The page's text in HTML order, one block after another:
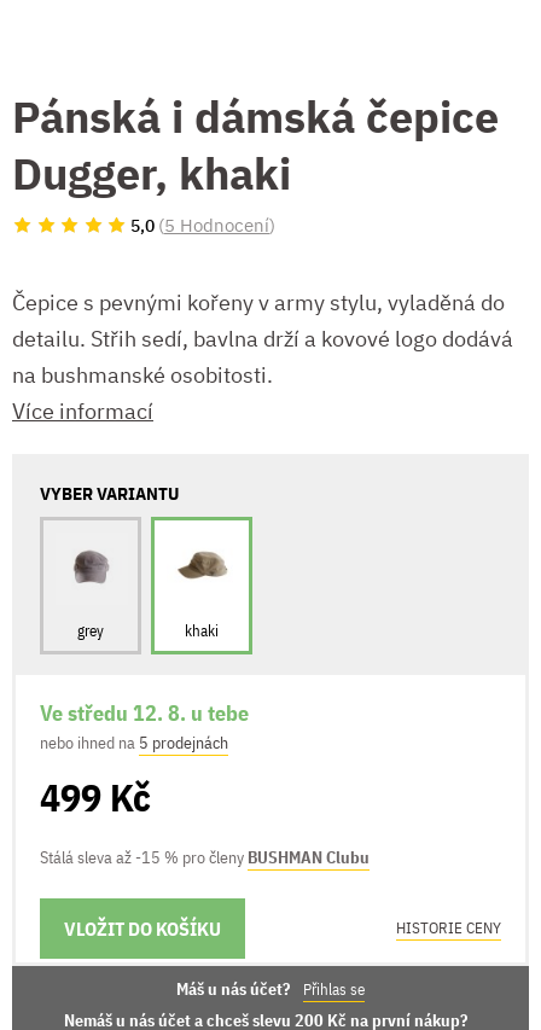
Pánská i dámská čepice
Dugger, khaki
5,0 (5 Hodnocení)
Čepice s pevnými kořeny v army stylu, vyladěná do
detailu. Střih sedí, bavlna drží a kovové logo dodává
na bushmanské osobitosti.
Více informací
VYBER VARIANTU
grey khaki
Ve středu 12. 8. u tebe
nebo ihned na 5 prodejnách
499 Kč
Stálá sleva až -15 % pro členy BUSHMAN Clubu
VLOŽIT DO KOŠÍKU
MOŽNOSTI DORUČENÍ HISTORIE CENY
Máš u nás účet? Přihlas se
Nemáš u nás účet a chceš slevu 200 Kč na první nákup?